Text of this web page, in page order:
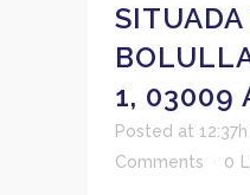
1, 03009
Posted at 12:37h
Comments
0